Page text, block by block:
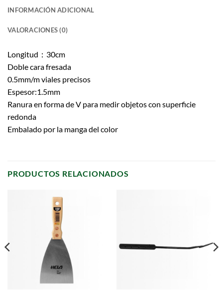
INFORMACIÓN ADICIONAL
VALORACIONES (0)
Longitud：30cm
Doble cara fresada
0.5mm/m viales precisos
Espesor:1.5mm
Ranura en forma de V para medir objetos con superficie
redonda
Embalado por la manga del color
PRODUCTOS RELACIONADOS